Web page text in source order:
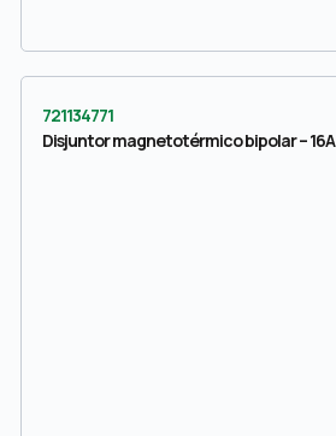
721134771
Disjuntor magnetotérmico bipolar – 16A